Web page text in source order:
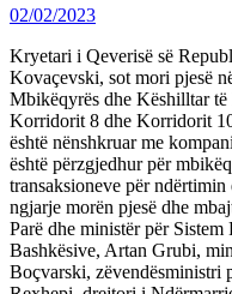
02/02/2023
Kryetari i Qeverisë së
Kovaçevski, sot mori pjesë
Mbikëqyrës dhe Këshilltar
Korridorit 8 dhe Korridorit
është nënshkruar me
është përzgjedhur për
transaksioneve për
ngjarje morën pjesë dhe
Parë dhe ministër për
Bashkësive, Artan Grubi,
Boçvarski, zëvendësministri